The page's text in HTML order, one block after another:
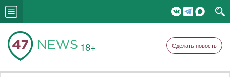
18+ Сделать новость